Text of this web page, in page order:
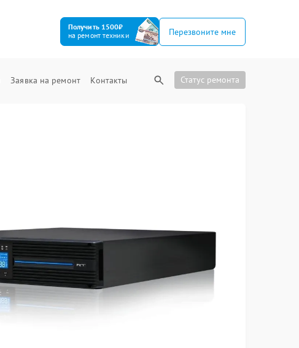
Получить 1500₽
на ремонт техники
Перезвоните мне
Заявка на ремонт Контакты Статус ремонта